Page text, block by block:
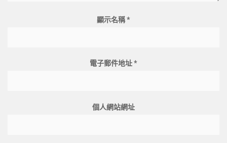
顯示名稱*
電子郵件地址*
個人網站網址